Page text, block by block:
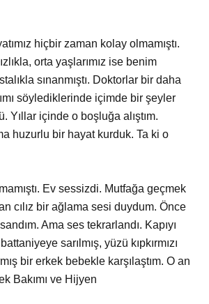
hiçbir zaman kolay olmamıştı.
orta yaşlarımız ise benim
sınanmıştı. Doktorlar bir daha
söylediklerinde içimde bir şeyler
Yıllar içinde o boşluğa alıştım.
huzurlu bir hayat kurduk. Ta ki o
Ev sessizdi. Mutfağa geçmek
cılız bir ağlama sesi duydum. Önce
Ama ses tekrarlandı. Kapıyı
sarılmış, yüzü kıpkırmızı
bir erkek bebekle karşılaştım. O an
Bakımı ve Hijyen